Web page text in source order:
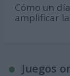
Cómo un
amplificar
Juegos